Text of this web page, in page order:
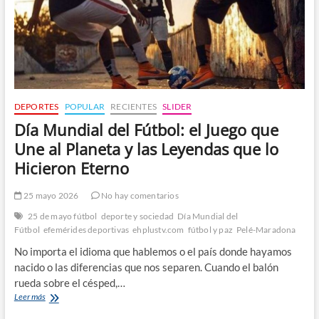
DEPORTES POPULAR RECIENTES SLIDER
Día Mundial del Fútbol: el Juego que
Une al Planeta y las Leyendas que lo
Hicieron Eterno
25 mayo 2026
No hay comentarios
25 de mayo fútbol deporte y sociedad Día Mundial del
Fútbol efemérides deportivas ehplustv.com fútbol y paz Pelé-Maradona
No importa el idioma que hablemos o el país donde hayamos
nacido o las diferencias que nos separen. Cuando el balón
rueda sobre el césped,…
Leer másDía